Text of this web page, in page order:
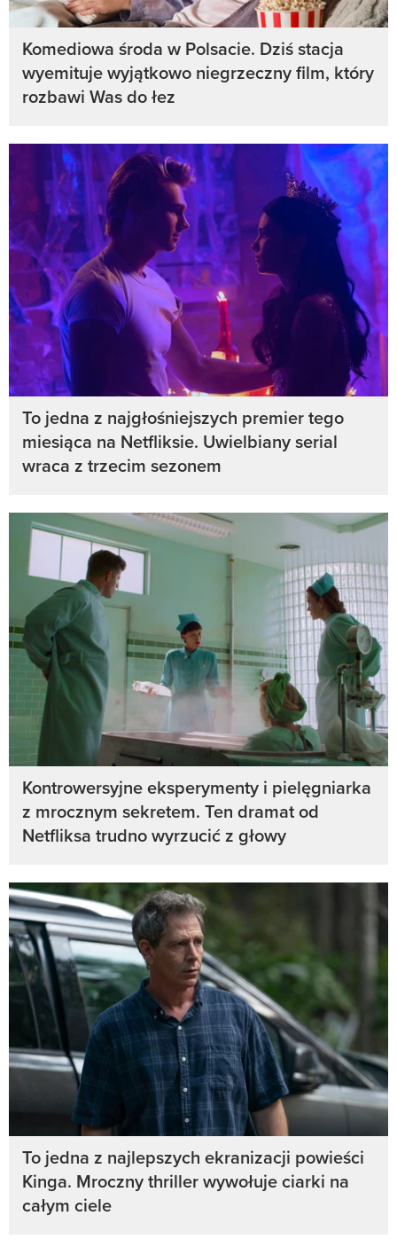
Komediowa środa w Polsacie. Dziś stacja
wyemituje wyjątkowo niegrzeczny film, który
rozbawi Was do łez
To jedna z najgłośniejszych premier tego
miesiąca na Netfliksie. Uwielbiany serial
wraca z trzecim sezonem
Kontrowersyjne eksperymenty i pielęgniarka
z mrocznym sekretem. Ten dramat od
Netfliksa trudno wyrzucić z głowy
To jedna z najlepszych ekranizacji powieści
Kinga. Mroczny thriller wywołuje ciarki na
całym ciele